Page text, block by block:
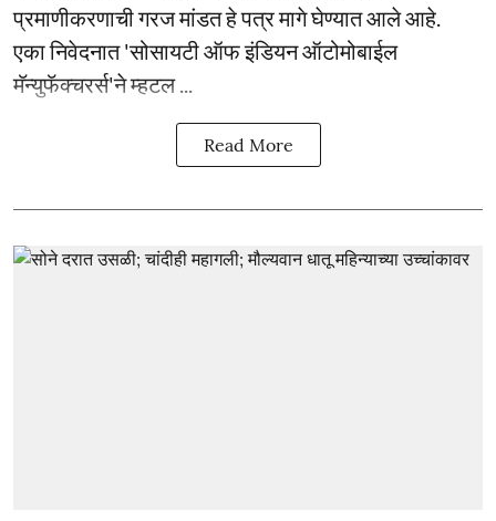
प्रमाणीकरणाची गरज मांडत हे पत्र मागे घेण्यात आले आहे.
एका निवेदनात 'सोसायटी ऑफ इंडियन ऑटोमोबाईल
मॅन्युफॅक्चरर्स'ने म्हटल ...
Read More